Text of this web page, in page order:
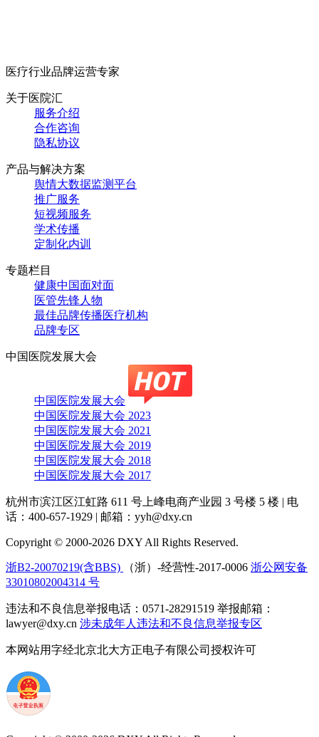
医疗行业品牌运营专家
关于医院汇
服务介绍
合作咨询
隐私协议
产品与解决方案
舆情大数据监测平台
推广服务
短视频服务
学术传播
定制化内训
专题栏目
健康中国面对面
医管先锋人物
最佳品牌传播医疗机构
品牌专区
中国医院发展大会
中国医院发展大会
中国医院发展大会 2023
中国医院发展大会 2021
中国医院发展大会 2019
中国医院发展大会 2018
中国医院发展大会 2017
杭州市滨江区江虹路 611 号上峰电商产业园 3 号楼 5 楼
电
话：400-657-1929
邮箱：yyh@dxy.cn
Copyright © 2000-2026 DXY All Rights Reserved.
浙B2-20070219(含BBS) （浙）-经营性-2017-0006 浙公网安备
33010802004314 号
违法和不良信息举报电话：0571-28291519 举报邮箱：
lawyer@dxy.cn 涉未成年人违法和不良信息举报专区
本网站用字经北京北大方正电子有限公司授权许可